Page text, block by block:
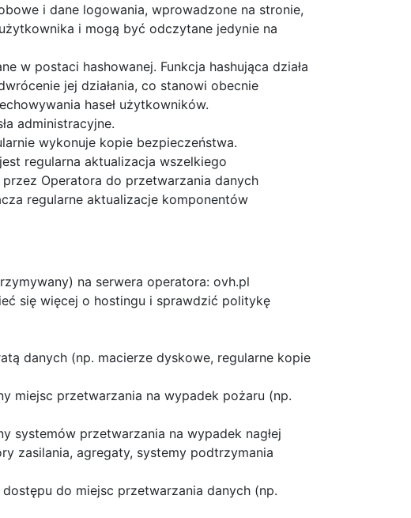
i dane logowania, wprowadzone na stronie,
i mogą być odczytane jedynie na
w postaci hashowanej. Funkcja hashująca działa
jej działania, co stanowi obecnie
haseł użytkowników.
administracyjne.
wykonuje kopie bezpieczeństwa.
regularna aktualizacja wszelkiego
Operatora do przetwarzania danych
regularne aktualizacje komponentów
na serwera operatora: ovh.pl
się więcej o hostingu i sprawdzić politykę
danych (np. macierze dyskowe, regularne kopie
miejsc przetwarzania na wypadek pożaru (np.
systemów przetwarzania na wypadek nagłej
zasilania, agregaty, systemy podtrzymania
do miejsc przetwarzania danych (np.